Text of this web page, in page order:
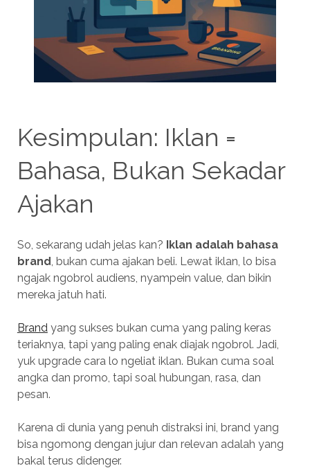
Kesimpulan: Iklan =
Bahasa, Bukan Sekadar
Ajakan
So, sekarang udah jelas kan? Iklan adalah bahasa
brand , bukan cuma ajakan beli. Lewat iklan, lo bisa
ngajak ngobrol audiens, nyampein value, dan bikin
mereka jatuh hati.
Brand yang sukses bukan cuma yang paling keras
teriaknya, tapi yang paling enak diajak ngobrol. Jadi,
yuk upgrade cara lo ngeliat iklan. Bukan cuma soal
angka dan promo, tapi soal hubungan, rasa, dan
pesan.
Karena di dunia yang penuh distraksi ini, brand yang
bisa ngomong dengan jujur dan relevan adalah yang
bakal terus didenger.